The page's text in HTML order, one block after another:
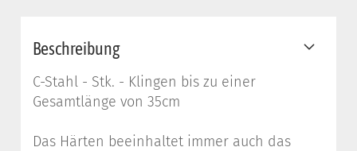
Beschreibung
C-Stahl - Stk. - Klingen bis zu einer
Gesamtlänge von 35cm
Das Härten beeinhaltet immer auch das